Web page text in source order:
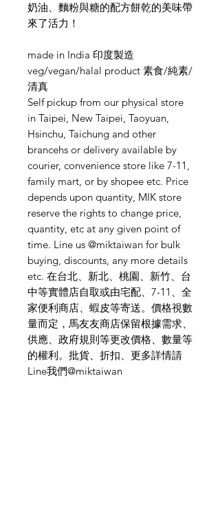
奶油、麵粉與糖的配方餅乾的美味帶
來了活力！
made in India 印度製造
veg/vegan/halal product 素食/純素/
清真
Self pickup from our physical store
in Taipei, New Taipei, Taoyuan,
Hsinchu, Taichung and other
brancehs or delivery available by
courier, convenience store like 7-11,
family mart, or by shopee etc. Price
depends upon quantity, MIK store
reserve the rights to change price,
quantity, etc at any given point of
time. Line us @miktaiwan for bulk
buying, discounts, any more details
etc. 在台北、新北、桃園、新竹、台
中等實體店自取或由宅配、7-11、全
家便利商店、蝦皮等寄送。價格視數
量而定，馬友友商店保留根據需求、
供應、政府規則等更改價格、數量等
的權利。批貨、折扣、更多詳情請
Line我們@miktaiwan